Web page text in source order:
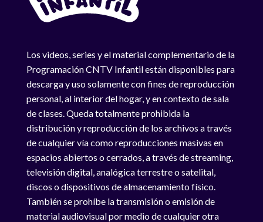
Los videos, series y el material complementario de la
Programación CNTV Infantil están disponibles para
descarga y uso solamente con fines de reproducción
personal, al interior del hogar, y en contexto de sala
de clases. Queda totalmente prohibida la
distribución y reproducción de los archivos a través
de cualquier vía como reproducciones masivas en
espacios abiertos o cerrados, a través de streaming,
televisión digital, analógica terrestre o satelital,
discos o dispositivos de almacenamiento físico.
También se prohíbe la transmisión o emisión de
material audiovisual por medio de cualquier otra